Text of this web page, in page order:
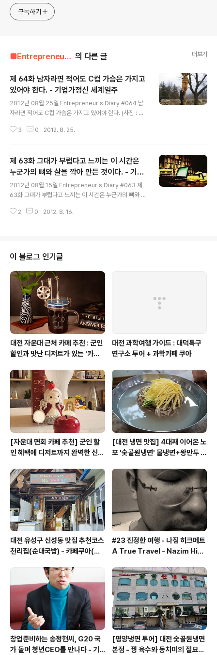
구독하기
■Entrepreneur■■■/Entrepreneur's Diary 의 다른 글 더보기
제 64화 남자라면 적어도 C컵 가슴은 가지고
있어야 한다. - 기업가정신 세계일주
2012년 08월 25일 Entrepreneur's Diary #064 남
자라면 적어도 C컵 가슴은 가지고 있어야 한다. (사진 : 정
구가 한 명 찾아왔다. 작년에 인천 재능대학교에 특강을 하
하게도 내 명함이 가장 많이 팔린? 때이기도 하다. 여튼, 그
리고 난 뒤, 작년 말인가 올해 초에 재능대학교 학생이라는
친구로부터 연락을 받았다. 언제 한번 만났으면 좋겠다
고..... 흥미로운 친구였다. 매주 서울을 가끔은 오가고 있던
상태라서..... 일정을 맞춰보았으나, 안타깝게도 일정이 잘
맞지 않았다. 그렇게 흐지부지 당돌한 녀석과..
3 0 2012. 8. 25.
제 63화 그대가 부럽다고 느끼는 이 시간은
누군가의 뼈와 살을 깍아 만든 것이다. - 기업
가정신 세계일주
2012년 08월 15일 Entrepreneur's Diary #063 제
63화 그대가 부럽다고 느끼는 이 시간은 누군가의 뼈와 살
요즘 방학이라 해야할 업무나 개인적인 일이 아니면 독서
한지 1년이 되는 달이다. 그래. 글을 써야 된다. 기상-아침
식사-글쓰기-점심식사-글쓰기-저녁식사-글쓰기-108배-
취침-기상 이와 같은 패턴의 나의 최근 일상에 대해 글을
남겼더니, 이런 시간이 있어서 부럽다는 글이 있었다. 그 댓
글에 순간 울컥했다. 남들이 부러워하는 이 시간은 정기적
인 수입을 ..
2 0 2012. 8. 16.
이 블로그 인기글
대전 자운대 근처 카페 추천 : 군인
할인과 맛난 디저트가 있는 '카페
대전 과학여행 가이드 : 대덕특구
연구소 투어 + 과학카페 쿠아
[자운대 면회 카페 추천] 군인 할
인 혜택에 디저트까지 완벽한 신성
[대전 냉면 맛집] 4대째 이어온 노
포 '숯골원냉면' 물냉면+왕만두 조
대전 유성구 신성동 맛집 추천코스
천리집(순대국밥) - 카페쿠아(커
#23 진정한 여행 - 나짐 히크메트
A True Travel - Nazim Hik
창업준비하는 송정현씨, G20 국
가 돌며 청년CEO를 만나다 - 기
[평양냉면 투어] 대전 숯골원냉면
본점 - 꿩 육수와 동치미의 절묘한